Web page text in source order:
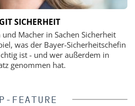
SICHERHEIT
Macher in Sachen Sicherheit
was der Bayer-Sicherheitschefin
ist - und wer außerdem in
genommen hat.
FEATURE